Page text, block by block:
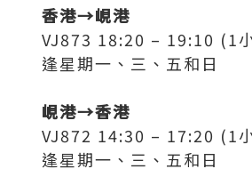
香港→峴港
VJ873 18:20 – 19:10 (1
逢星期一、三、五和日
峴港→香港
VJ872 14:30 – 17:20 (1
逢星期一、三、五和日